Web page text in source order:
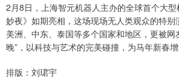
2月8日，上海智元机器人主办的全球首个大
妙夜》如期亮相，这场现场无人类观众的特别
美洲、中东、泰国等多个国家和地区，更被网
晚”，以科技与艺术的完美碰撞，为马年新春增
排版：刘珺宇